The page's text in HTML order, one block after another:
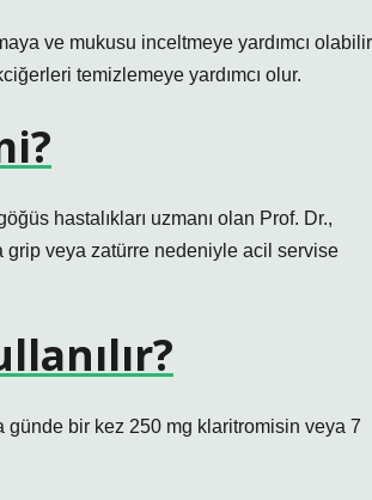
ve mukusu inceltmeye yardımcı
temizlemeye yardımcı olur.
hastalıkları uzmanı olan Prof. Dr.,
grip veya zatürre nedeniyle acil servise
günde bir kez 250 mg klaritromisin veya 7